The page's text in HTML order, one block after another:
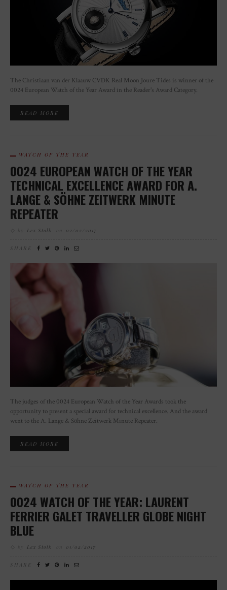
The Christiaan van der Klaauw CVDK Real Moon Joure Tides is winner of the
0024 European Watch of the Year Award in the Reader's Award Category.
READ MORE
WATCH OF THE YEAR
0024 EUROPEAN WATCH OF THE YEAR
TECHNICAL EXCELLENCE AWARD FOR A.
LANGE & SÖHNE ZEITWERK MINUTE
REPEATER
Lex Stolk 02/02/2017
SHARE
The judges of the 0024 European Watch of the Year Awards took the
opportunity to present a special award for technical excellence. And the award
went to the A. Lange & Söhne Zeitwerk Minute Repeater.
READ MORE
WATCH OF THE YEAR
0024 WATCH OF THE YEAR: LAURENT
FERRIER GALET TRAVELLER GLOBE NIGHT
BLUE
Lex Stolk 01/02/2017
SHARE